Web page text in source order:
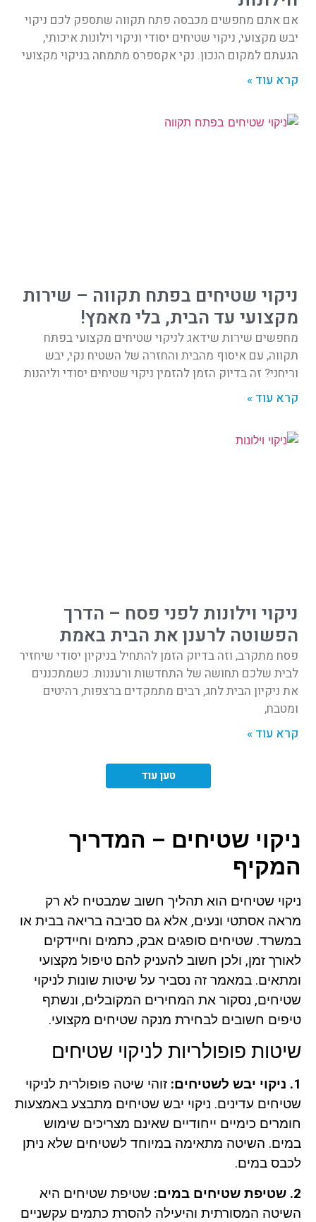
אם אתם מחפשים מכבסה פתח תקווה שתספק לכם ניקוי
יבש מקצועי, ניקוי שטיחים יסודי וניקוי וילונות איכותי,
הגעתם למקום הנכון. נקי אקספרס מתמחה בניקוי מקצועי
קרא עוד »
ניקוי שטיחים בפתח תקווה – שירות
מקצועי עד הבית, בלי מאמץ!
מחפשים שירות שידאג לניקוי שטיחים מקצועי בפתח
תקווה, עם איסוף מהבית והחזרה של השטיח נקי, יבש
וריחני? זה בדיוק הזמן להזמין ניקוי שטיחים יסודי וליהנות
קרא עוד »
ניקוי וילונות לפני פסח – הדרך
הפשוטה לרענן את הבית באמת
פסח מתקרב, וזה בדיוק הזמן להתחיל בניקיון יסודי שיחזיר
לבית שלכם תחושה של התחדשות ורעננות. כשמתכננים
את ניקיון הבית לחג, רבים מתמקדים ברצפות, רהיטים
ומטבח,
קרא עוד »
טען עוד
ניקוי שטיחים – המדריך
המקיף
ניקוי שטיחים הוא תהליך חשוב שמבטיח לא רק
מראה אסתטי ונעים, אלא גם סביבה בריאה בבית או
במשרד. שטיחים סופגים אבק, כתמים וחיידקים
לאורך זמן, ולכן חשוב להעניק להם טיפול מקצועי
ומתאים. במאמר זה נסביר על שיטות שונות לניקוי
שטיחים, נסקור את המחירים המקובלים, ונשתף
טיפים חשובים לבחירת מנקה שטיחים מקצועי.
שיטות פופולריות לניקוי שטיחים
1. ניקוי יבש לשטיחים:
זוהי שיטה פופולרית לניקוי
שטיחים עדינים. ניקוי יבש שטיחים מתבצע באמצעות
חומרים כימיים ייחודיים שאינם מצריכים שימוש
במים. השיטה מתאימה במיוחד לשטיחים שלא ניתן
לכבס במים.
2. שטיפת שטיחים במים:
שטיפת שטיחים היא
השיטה המסורתית והיעילה להסרת כתמים עקשניים